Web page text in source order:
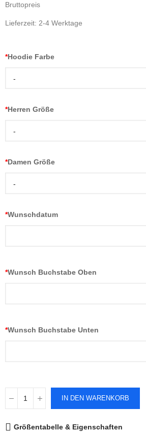
Bruttopreis
Lieferzeit: 2-4 Werktage
*Hoodie Farbe
-
*Herren Größe
-
*Damen Größe
-
*Wunschdatum
*Wunsch Buchstabe Oben
*Wunsch Buchstabe Unten
IN DEN WARENKORB
Größentabelle & Eigenschaften